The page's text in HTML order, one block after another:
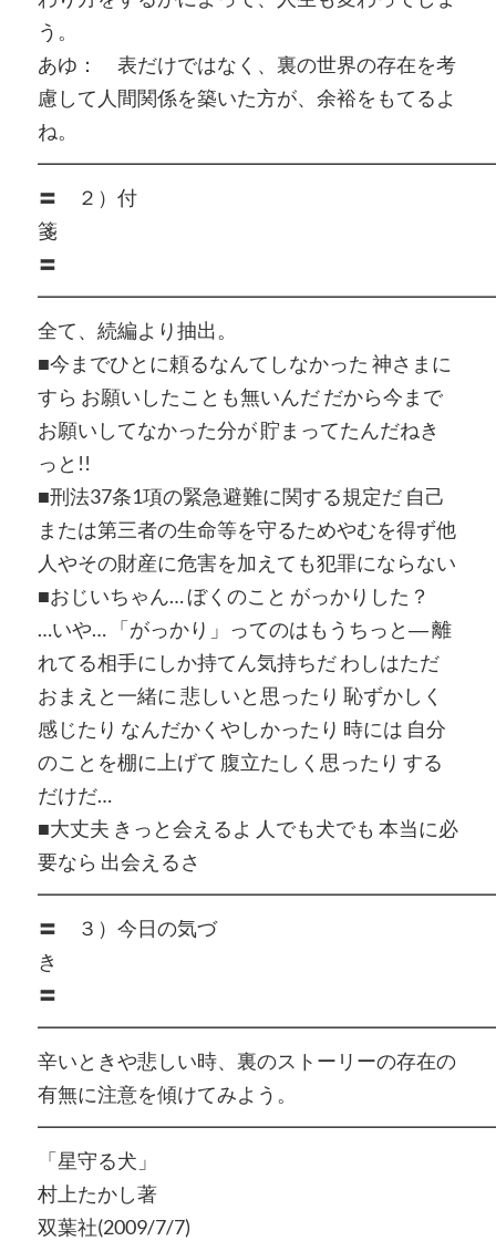
う。
あゆ： 表だけではなく、裏の世界の存在を考
慮して人間関係を築いた方が、余裕をもてるよ
ね。
〓 ２）付
〓
全て、続編より抽出。
■今までひとに頼るなんてしなかった 神さまに
すら お願いしたことも無いんだ だから今まで
お願いしてなかった分が 貯まってたんだねき
っと!!
■刑法37条1項の緊急避難に関する規定だ 自己
または第三者の生命等を守るためやむを得ず他
人やその財産に危害を加えても犯罪にならない
■おじいちゃん… ぼくのこと がっかりした？
…いや… 「がっかり」ってのはもうちっと― 離
れてる相手にしか持てん気持ちだ わしはただ
おまえと一緒に 悲しいと思ったり 恥ずかしく
感じたり なんだかくやしかったり 時には 自分
のことを棚に上げて 腹立たしく思ったり する
だけだ…
■大丈夫 きっと会えるよ 人でも犬でも 本当に必
要なら 出会えるさ
〓 ３）今日の気づ
〓
辛いときや悲しい時、裏のストーリーの存在の
有無に注意を傾けてみよう。
「星守る犬」
村上たかし著
双葉社(2009/7/7)